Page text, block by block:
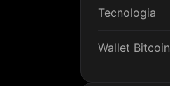
Tecnologia
Wallet Bitcoin